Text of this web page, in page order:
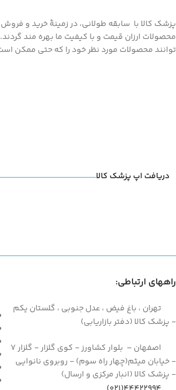
پزشک کالا با سابقه طولانی، در زمینۀ خرید و
توانند محصولات مورد نظر خود را که حتی ممکن
دریافت اپ پزشک کالا
راههای ارتباطی:
تهران ، باغ فیض ، عدل جنوبی ، گلستان یکم
- پزشک کالا (دفتر بازاریابی)
اصفهان – بلوار کشاورز - کوی گلزار - گلزار 7
- خیابان میثم(چهار راه سوم) - روبروی نانوایی
- پزشک کالا (انبار مرکزی و ارسال)